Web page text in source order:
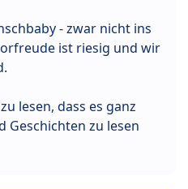
- zwar nicht ins
ist riesig und wir
lesen, dass es ganz
Geschichten zu lesen